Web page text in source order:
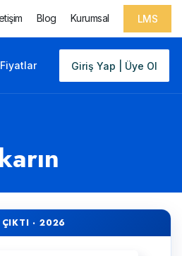
Blog Kurumsal LMS
Giriş Yap | Üye Ol
Fiyatlar
ÇIKTI · 2026